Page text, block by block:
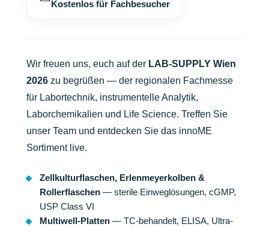
Kostenlos für Fachbesucher
Wir freuen uns, euch auf der LAB-SUPPLY Wien
2026 zu begrüßen — der regionalen Fachmesse
für Labortechnik, instrumentelle Analytik,
Laborchemikalien und Life Science. Treffen Sie
unser Team und entdecken Sie das innoME
Sortiment live.
Zellkulturflaschen, Erlenmeyerkolben &
Rollerflaschen — sterile Einweglösungen, cGMP,
USP Class VI
Multiwell-Platten — TC-behandelt, ELISA, Ultra-